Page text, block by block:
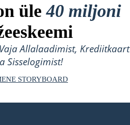
üle40 miljoni
Allalaadimist,
Sisselogimist!
STORYBOARD